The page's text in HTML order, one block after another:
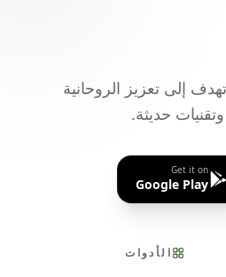
إلى تعزيز الروحانية
حديثة.
Get it on
Google Play
الأدوات